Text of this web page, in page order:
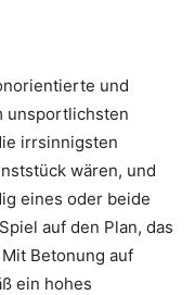
und
unsportlichsten
irrsinnigsten
wären, und
eines oder beide
auf den Plan, das
Betonung auf
ein hohes